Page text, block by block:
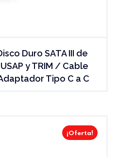
Duro SATA III de
y TRIM / Cable
Tipo C a C
¡Oferta!